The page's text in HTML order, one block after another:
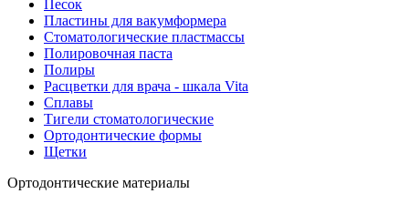
Песок
Пластины для вакумформера
Стоматологические пластмассы
Полировочная паста
Полиры
Расцветки для врача - шкала Vita
Сплавы
Тигели стоматологические
Ортодонтические формы
Щетки
Ортодонтические материалы